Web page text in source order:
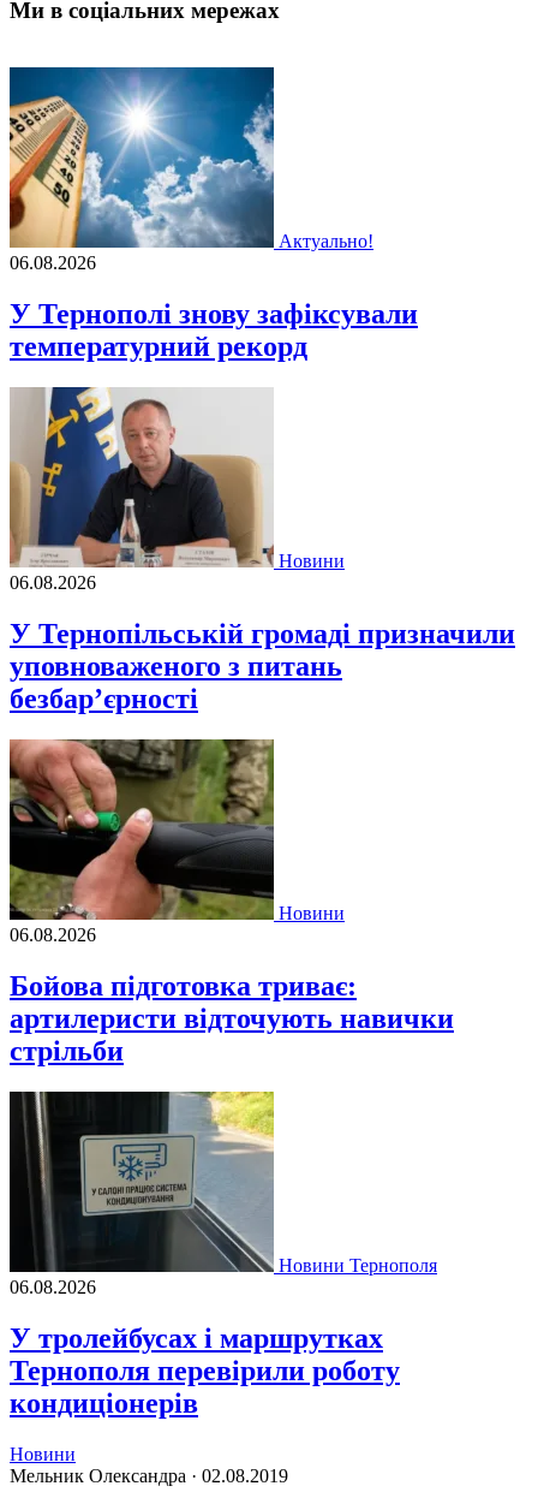
Ми в соціальних мережах
Актуально!
06.08.2026
У Тернополі знову зафіксували
температурний рекорд
Новини
06.08.2026
У Тернопільській громаді призначили
уповноваженого з питань
безбар’єрності
Новини
06.08.2026
Бойова підготовка триває:
артилеристи відточують навички
стрільби
Новини Тернополя
06.08.2026
У тролейбусах і маршрутках
Тернополя перевірили роботу
кондиціонерів
Новини
Мельник Олександра · 02.08.2019